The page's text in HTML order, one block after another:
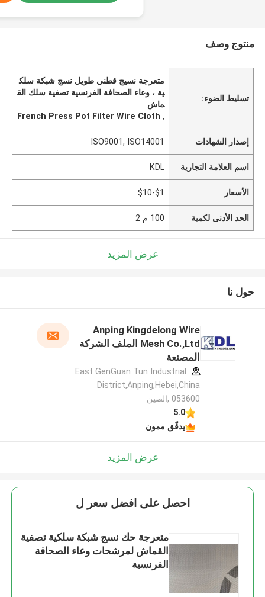
منتوج وصف
تسليط الضوء:
متعرجة نسيج قطني طويل نسج شبكة سلك
ية ، وعاء الصحافة الفرنسية تصفية سلك الق
ماش
,
French Press Pot Filter Wire Cloth
إصدار الشهادات ISO9001, ISO14001
اسم العلامة التجارية KDL
الأسعار $1-$10
الحد الأدنى لكمية 100 م 2
عرض المزيد
حول نا
Anping Kingdelong Wire
Mesh Co.,Ltd الملف الشركة
المصنعة
East GenGuan Tun Industrial
District,Anping,Hebei,China
053600 ,الصين
5.0
يدقّق ممون
عرض المزيد
احصل على افضل سعر ل
متعرجة حك نسج شبكة سلكية تصفية
القماش لمرشحات وعاء الصحافة
الفرنسية